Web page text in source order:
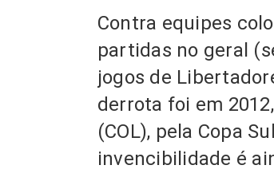
Contra equipes
partidas no geral
jogos de
derrota foi em
(COL), pela Copa
invencibilidade é